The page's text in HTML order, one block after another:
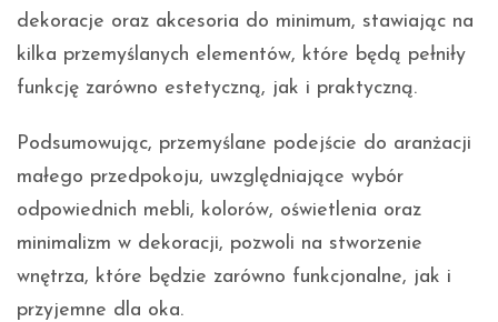
dekoracje oraz akcesoria do minimum, stawiając na
kilka przemyślanych elementów, które będą pełniły
funkcję zarówno estetyczną, jak i praktyczną.
Podsumowując, przemyślane podejście do aranżacji
małego przedpokoju, uwzględniające wybór
odpowiednich mebli, kolorów, oświetlenia oraz
minimalizm w dekoracji, pozwoli na stworzenie
wnętrza, które będzie zarówno funkcjonalne, jak i
przyjemne dla oka.